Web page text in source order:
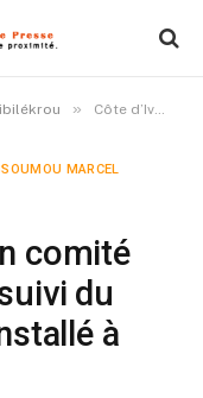
» Côte d’Ivoire-AIP/ Un comité d’observation et de suivi du travail des enfants installé à Agnibilékrou
MARCEL
comité
du
à